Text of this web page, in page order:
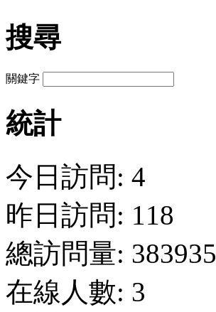
搜尋
關鍵字
統計
今日訪問: 4
昨日訪問: 118
總訪問量: 383935
在線人數: 3